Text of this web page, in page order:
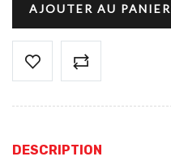
AJOUTER AU PANIER
DESCRIPTION